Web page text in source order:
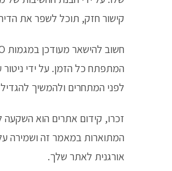
קישור חזק, תוכל לשפר את
המתפתח כל הזמן. על ידי
לפני המתחרים ולהמשיך
זכרו, קידום אתרים הוא
אורגנית לאתר שלך.